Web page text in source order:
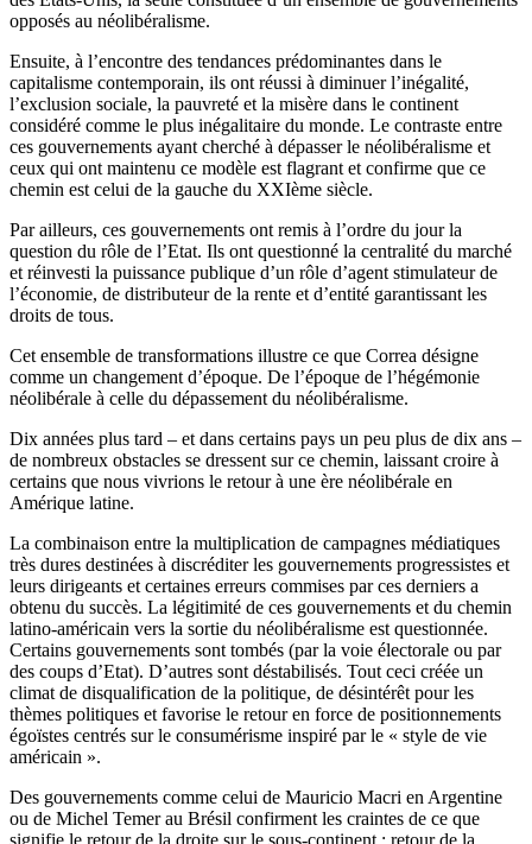
opposés au néolibéralisme.
Ensuite, à l’encontre des tendances prédominantes dans le
capitalisme contemporain, ils ont réussi à diminuer l’inégalité,
l’exclusion sociale, la pauvreté et la misère dans le continent
considéré comme le plus inégalitaire du monde. Le contraste entre
ces gouvernements ayant cherché à dépasser le néolibéralisme et
ceux qui ont maintenu ce modèle est flagrant et confirme que ce
chemin est celui de la gauche du XXIème siècle.
Par ailleurs, ces gouvernements ont remis à l’ordre du jour la
question du rôle de l’Etat. Ils ont questionné la centralité du marché
et réinvesti la puissance publique d’un rôle d’agent stimulateur de
l’économie, de distributeur de la rente et d’entité garantissant les
droits de tous.
Cet ensemble de transformations illustre ce que Correa désigne
comme un changement d’époque. De l’époque de l’hégémonie
néolibérale à celle du dépassement du néolibéralisme.
Dix années plus tard – et dans certains pays un peu plus de dix ans –
de nombreux obstacles se dressent sur ce chemin, laissant croire à
certains que nous vivrions le retour à une ère néolibérale en
Amérique latine.
La combinaison entre la multiplication de campagnes médiatiques
très dures destinées à discréditer les gouvernements progressistes et
leurs dirigeants et certaines erreurs commises par ces derniers a
obtenu du succès. La légitimité de ces gouvernements et du chemin
latino-américain vers la sortie du néolibéralisme est questionnée.
Certains gouvernements sont tombés (par la voie électorale ou par
des coups d’Etat). D’autres sont déstabilisés. Tout ceci créée un
climat de disqualification de la politique, de désintérêt pour les
thèmes politiques et favorise le retour en force de positionnements
égoïstes centrés sur le consumérisme inspiré par le « style de vie
américain ».
Des gouvernements comme celui de Mauricio Macri en Argentine
ou de Michel Temer au Brésil confirment les craintes de ce que
signifie le retour de la droite sur le sous-continent : retour de la